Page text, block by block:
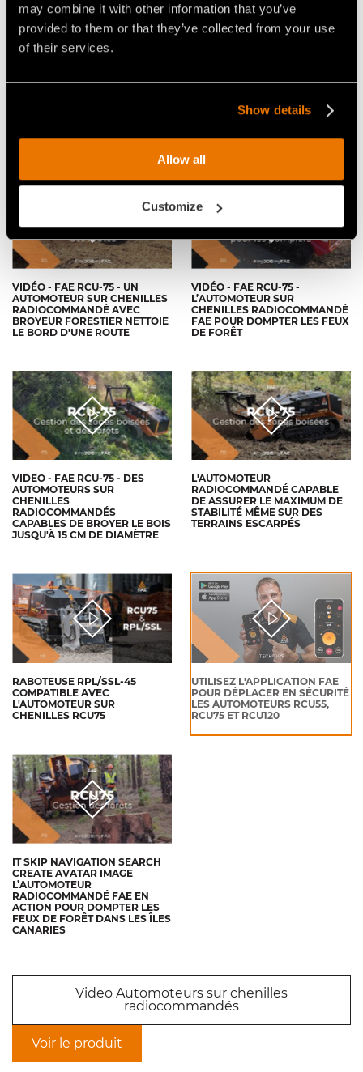
may combine it with other information that you’ve
provided to them or that they’ve collected from your use
of their services.
Show details
Allow all
Customize
L'AUTOMOTEUR
RADIOCOMMANDÉ FAE RCU75
JUSQU'À 15CM DE DIAMÈTRE
VIDÉO - FAE RCU-75 - UN
AUTOMOTEUR SUR CHENILLES
RADIOCOMMANDÉ AVEC
BROYEUR FORESTIER NETTOIE
LE BORD D'UNE ROUTE
VIDÉO - FAE RCU-75 -
L’AUTOMOTEUR SUR
CHENILLES RADIOCOMMANDÉ
FAE POUR DOMPTER LES FEUX
DE FORÊT
VIDEO - FAE RCU-75 - DES
AUTOMOTEURS SUR
CHENILLES
RADIOCOMMANDÉS
CAPABLES DE BROYER LE BOIS
JUSQU'À 15 CM DE DIAMÈTRE
L'AUTOMOTEUR
RADIOCOMMANDÉ CAPABLE
DE ASSURER LE MAXIMUM DE
STABILITÉ MÊME SUR DES
TERRAINS ESCARPÉS
RABOTEUSE RPL/SSL-45
COMPATIBLE AVEC
L'AUTOMOTEUR SUR
CHENILLES RCU75
UTILISEZ L'APPLICATION FAE
POUR DÉPLACER EN SÉCURITÉ
LES AUTOMOTEURS RCU55,
RCU75 ET RCU120
IT SKIP NAVIGATION SEARCH
CREATE AVATAR IMAGE
L’AUTOMOTEUR
RADIOCOMMANDÉ FAE EN
ACTION POUR DOMPTER LES
FEUX DE FORÊT DANS LES ÎLES
CANARIES
Video Automoteurs sur chenilles
radiocommandés
Voir le produit